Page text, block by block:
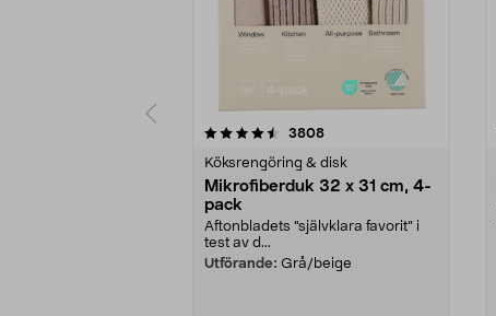
3808recensioner
Köksrengöring & disk
Mikrofiberduk 32 x 31 cm, 4-
pack
Aftonbladets "självklara favorit” i
test av d...
Utförande: Grå/beige
4.0av 5 stjärnor